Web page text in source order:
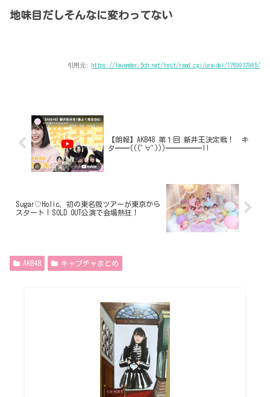
地味目だしそんなに変わってない
引用元: https://lavender.5ch.net/test/read.cgi/uraidol/1769937985/
【朗報】AKB48 第１回 新井王決定戦！ キ
タ━━(((ﾟ∀ﾟ)))━━━━━!!
Sugar♡Holic、初の東名阪ツアーが東京から
スタート！SOLD OUT公演で会場熱狂！
AKB48 キャプチャまとめ